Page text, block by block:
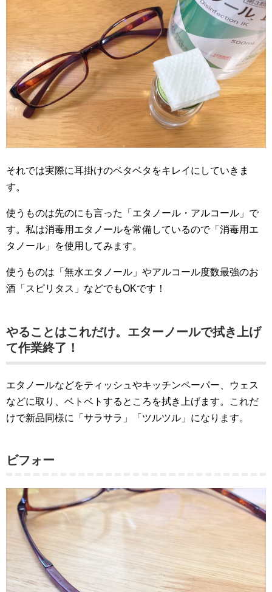
それでは実際に耳掛けのベタベタをキレイにしていきま
す。
使うものは先のにも言った「エタノール・アルコール」で
す。私は消毒用エタノールを常備しているので「消毒用エ
タノール」を使用してみます。
使うものは「無水エタノール」やアルコール度数最強のお
酒「スピリタス」などでもOKです！
やることはこれだけ。エターノールで拭き上げ
て作業終了！
エタノールなどをティッシュやキッチンペーパー、ウェス
などに取り、ベトベトするところを拭き上げます。これだ
けで新品同様に「サラサラ」「ツルツル」になります。
ビフォー